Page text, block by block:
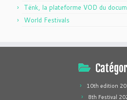
Tënk, la plateforme VOD du
World Festivals
10th edition
8th Festival